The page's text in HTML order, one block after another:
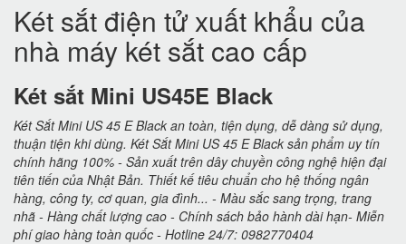
Két sắt điện tử xuất khẩu của
nhà máy két sắt cao cấp
Két sắt Mini US45E Black
Két Sắt Mini US 45 E Black an toàn, tiện dụng, dễ dàng sử dụng,
thuận tiện khi dùng. Két Sắt Mini US 45 E Black sản phẩm uy tín
chính hãng 100% - Sản xuất trên dây chuyền công nghệ hiện đại
tiên tiến của Nhật Bản. Thiết kế tiêu chuẩn cho hệ thống ngân
hàng, công ty, cơ quan, gia đình... - Màu sắc sang trọng, trang
nhã - Hàng chất lượng cao - Chính sách bảo hành dài hạn- Miễn
phí giao hàng toàn quốc - Hotline 24/7: 0982770404